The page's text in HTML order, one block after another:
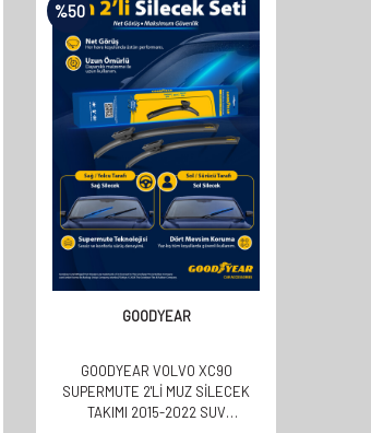
%50
GOODYEAR
GOODYEAR VOLVO XC90
SUPERMUTE 2'LI MUZ SILECEK
TAKIMI 2015-2022 SUV